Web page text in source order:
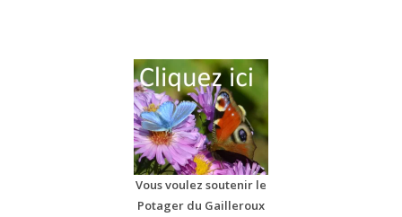
Vous voulez soutenir le
Potager du Gailleroux